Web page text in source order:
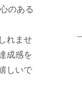
のある
れませ
成感を
しいで